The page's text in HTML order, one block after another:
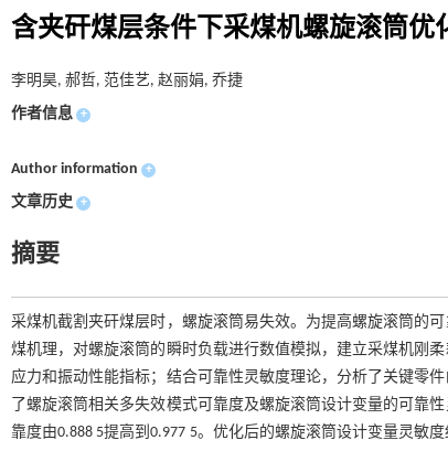
含夹矸煤层条件下采煤机螺旋滚筒优
李明昊, 郝哲, 范佳艺, 赵丽娟, 乔捷
作者信息 +
Author information +
文章历史 +
摘要
采煤机截割夹矸煤层时，螺旋滚筒易失效。为提高螺旋滚筒的
煤机理，对螺旋滚筒的瞬时负载进行数值模拟，建立采煤机刚
应力和振动性能指标；结合可靠性灵敏度理论，分析了关键零
了螺旋滚筒相关多失效模式可靠度及螺旋滚筒设计变量的可靠
靠度由0.888 5提高到0.977 5。优化后的螺旋滚筒设计变量灵敏